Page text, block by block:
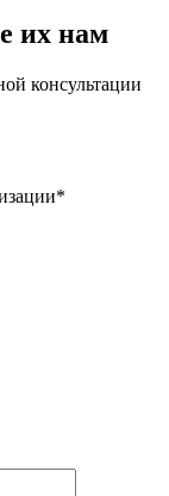
их нам
консультации